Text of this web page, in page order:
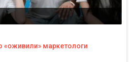
«оживили» маркетологи